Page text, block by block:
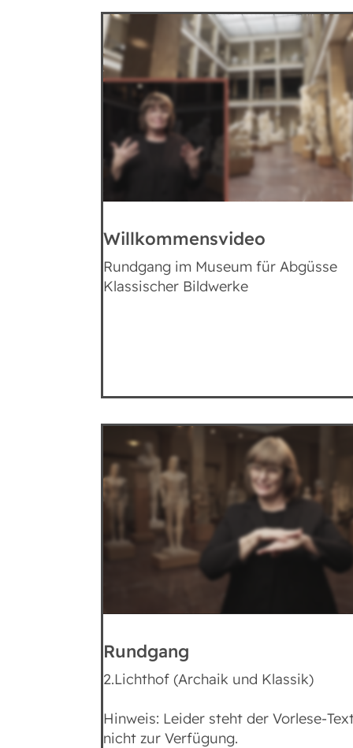
Willkommensvideo
Rundgang im Museum für Abgüsse
Klassischer Bildwerke
Rundgang
2.Lichthof (Archaik und Klassik)
Hinweis: Leider steht der Vorlese-
nicht zur Verfügung.